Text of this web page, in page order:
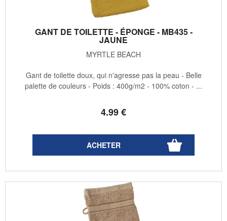
GANT DE TOILETTE - ÉPONGE - MB435 -
JAUNE
MYRTLE BEACH
4.99€
Gant de toilette doux, qui n'agresse pas la peau - Belle
palette de couleurs - Poids : 400g/m2 - 100% coton - ...